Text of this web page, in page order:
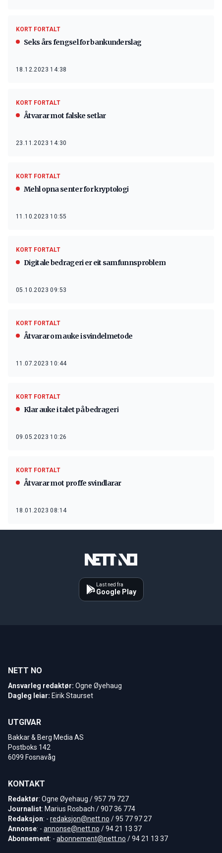
KORT FORTALT
Seks års fengsel for bankunderslag
18.12.2023 14:38
KORT FORTALT
Åtvarar mot falske setlar
23.11.2023 14:30
KORT FORTALT
Mehl opna senter for kryptologi
11.10.2023 10:55
KORT FORTALT
Digitale bedrageri er eit samfunnsproblem
05.10.2023 09:53
KORT FORTALT
Åtvarar om auke i svindelmetode
11.07.2023 10:44
KORT FORTALT
Klar auke i talet på bedrageri
09.05.2023 10:26
KORT FORTALT
Åtvarar mot proffe svindlarar
18.01.2023 08:14
Last ned fra
Google Play
NETT NO
Ansvarleg redaktør: Ogne Øyehaug
Dagleg leiar: Eirik Staurset
UTGIVAR
Bakkar & Berg Media AS
Postboks 142
6099 Fosnavåg
KONTAKT
Redaktør: Ogne Øyehaug / 957 79 727
Journalist: Marius Rosbach / 907 36 774
Redaksjon: - redaksjon@nett.no / 95 77 97 27
Annonse: - annonse@nett.no / 94 21 13 37
Abonnement: - abonnement@nett.no / 94 21 13 37